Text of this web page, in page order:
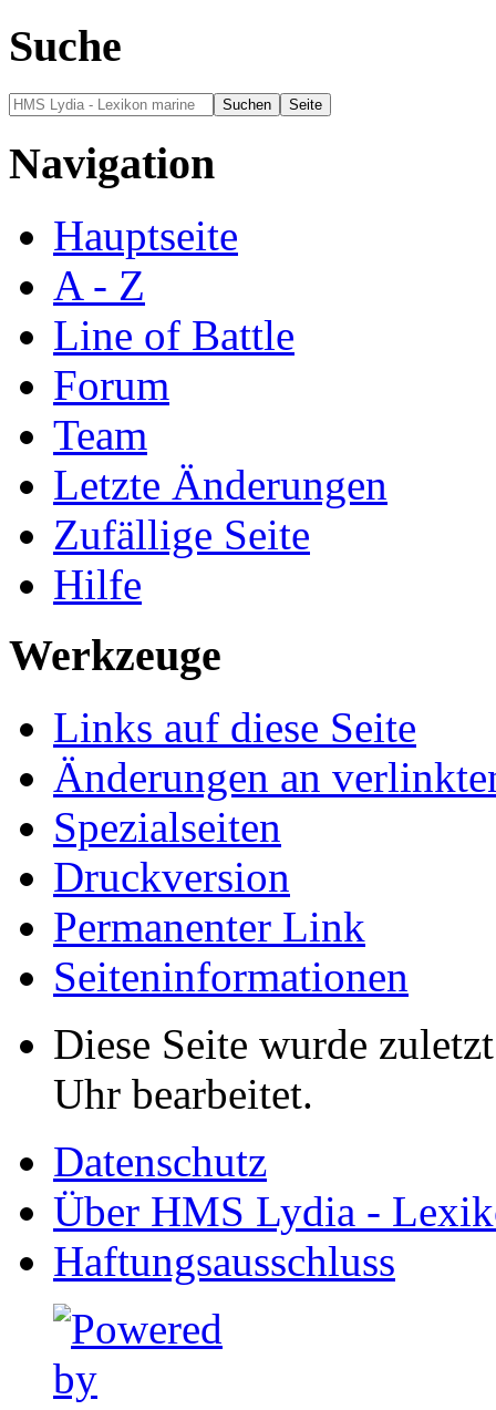
Suche
Navigation
Hauptseite
A - Z
Line of Battle
Forum
Team
Letzte Änderungen
Zufällige Seite
Hilfe
Werkzeuge
Links auf diese Seite
Änderungen an
Spezialseiten
Druckversion
Permanenter Link
Seiten­informationen
Diese Seite wurde
Uhr bearbeitet.
Datenschutz
Über HMS Lydia -
Haftungsausschluss